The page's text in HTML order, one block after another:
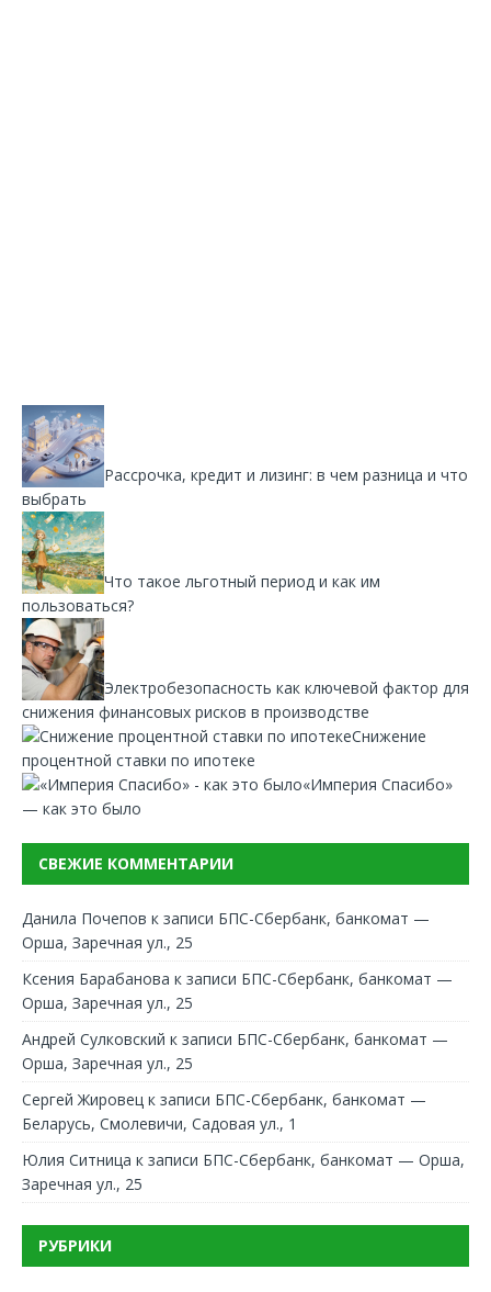
Рассрочка, кредит и лизинг: в чем разница и что
выбрать
Что такое льготный период и как им
пользоваться?
Электробезопасность как ключевой фактор для
снижения финансовых рисков в производстве
Снижение
процентной ставки по ипотеке
«Империя Спасибо»
— как это было
СВЕЖИЕ КОММЕНТАРИИ
Данила Почепов к записи БПС-Сбербанк, банкомат —
Орша, Заречная ул., 25
Ксения Барабанова к записи БПС-Сбербанк, банкомат —
Орша, Заречная ул., 25
Андрей Сулковский к записи БПС-Сбербанк, банкомат —
Орша, Заречная ул., 25
Сергей Жировец к записи БПС-Сбербанк, банкомат —
Беларусь, Смолевичи, Садовая ул., 1
Юлия Ситница к записи БПС-Сбербанк, банкомат — Орша,
Заречная ул., 25
РУБРИКИ